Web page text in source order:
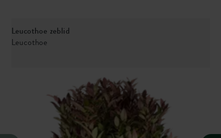
Leucothoe zeblid
Leucothoe